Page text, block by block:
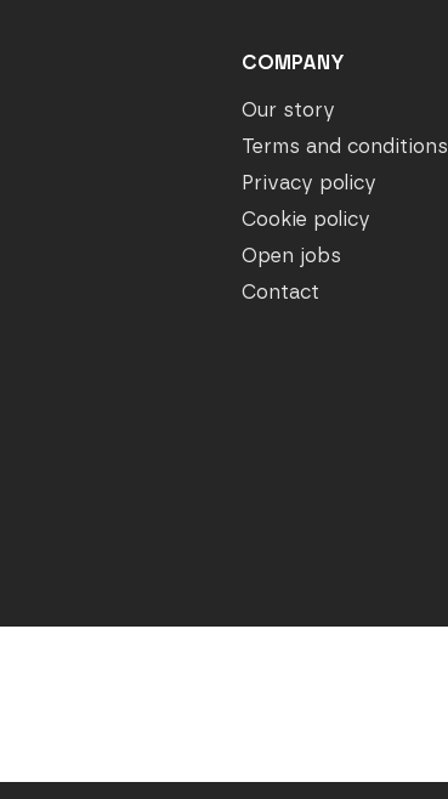
COMPANY
Our story
Terms and conditions
Privacy policy
Cookie policy
Open jobs
Contact